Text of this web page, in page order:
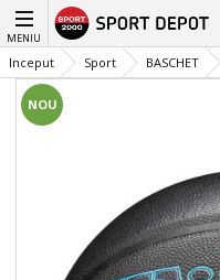
MENIU
Inceput Sport BASCHET
NOU